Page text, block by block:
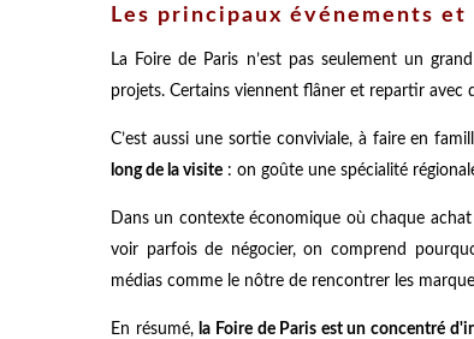
Les principaux événements
La Foire de Paris n’est pas seulement un
projets. Certains viennent flâner et repartir avec
C’est aussi une sortie conviviale, à faire en
long de la visite : on goûte une spécialité
Dans un contexte économique où chaque
voir parfois de négocier, on comprend
médias comme le nôtre de rencontrer les
En résumé, la Foire de Paris est un concentré